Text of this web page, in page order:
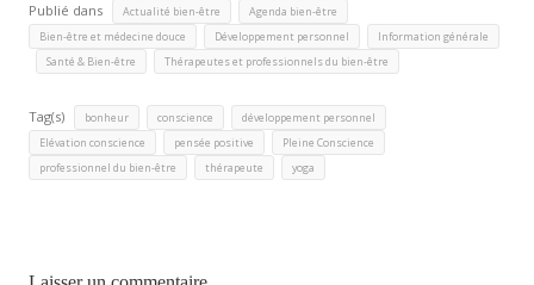
Publié dans Actualité bien-être Agenda bien-être
Bien-être et médecine douce Développement personnel Information générale
Santé & Bien-être Thérapeutes et professionnels du bien-être
Tag(s) bonheur conscience développement personnel
Elévation conscience pensée positive Pleine Conscience
professionnel du bien-être thérapeute yoga